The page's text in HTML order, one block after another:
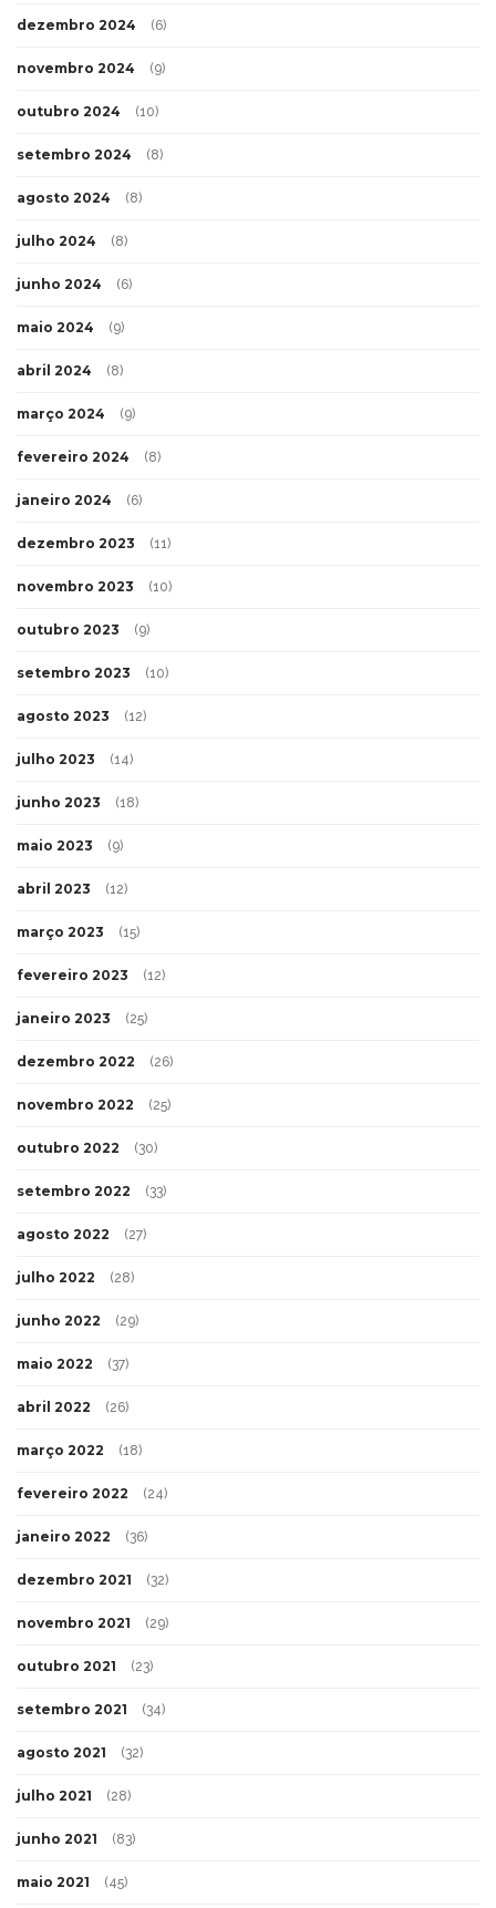
dezembro 2024 (6)
novembro 2024 (9)
outubro 2024 (10)
setembro 2024 (8)
agosto 2024 (8)
julho 2024 (8)
junho 2024 (6)
maio 2024 (9)
abril 2024 (8)
março 2024 (9)
fevereiro 2024 (8)
janeiro 2024 (6)
dezembro 2023 (11)
novembro 2023 (10)
outubro 2023 (9)
setembro 2023 (10)
agosto 2023 (12)
julho 2023 (14)
junho 2023 (18)
maio 2023 (9)
abril 2023 (12)
março 2023 (15)
fevereiro 2023 (12)
janeiro 2023 (25)
dezembro 2022 (26)
novembro 2022 (25)
outubro 2022 (30)
setembro 2022 (33)
agosto 2022 (27)
julho 2022 (28)
junho 2022 (29)
maio 2022 (37)
abril 2022 (26)
março 2022 (18)
fevereiro 2022 (24)
janeiro 2022 (36)
dezembro 2021 (32)
novembro 2021 (29)
outubro 2021 (23)
setembro 2021 (34)
agosto 2021 (32)
julho 2021 (28)
junho 2021 (83)
maio 2021 (45)